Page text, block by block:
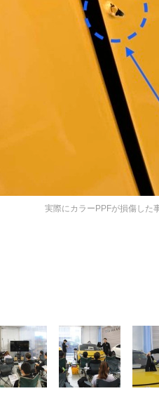
実際にカラーPPFが損傷した